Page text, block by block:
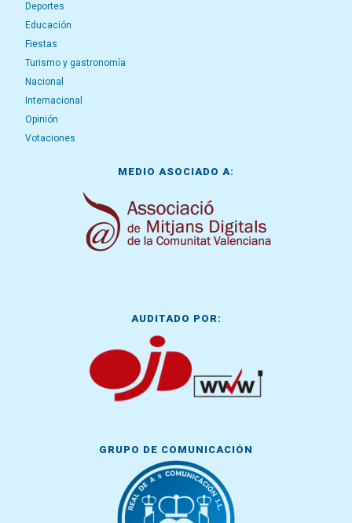
Deportes
Educación
Fiestas
Turismo y gastronomía
Nacional
Internacional
Opinión
Votaciones
MEDIO ASOCIADO A:
AUDITADO POR:
GRUPO DE COMUNICACIÓN